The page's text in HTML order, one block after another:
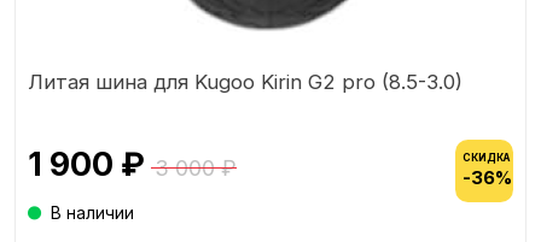
Литая шина для Kugoo Kirin G2 pro (8.5-3.0)
1 900 ₽ 3 000 ₽ СКИДКА
-36%
В наличии